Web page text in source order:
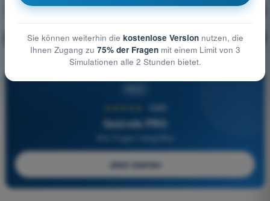
Kommunikation Ausbildung!
🔒 PRO Erläuterung der Frage
4,6/5
Quizvds PRO
Alle Fragen inbegriffen
Jetzt starten
Sie können weiterhin die kostenlose Versionnutzen, die
Ihnen Zugang zu 75% der Fragenmit einem Limit von 3
Simulationen alle 2 Stunden bietet.